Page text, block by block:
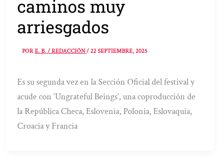
caminos muy
arriesgados
PORE. B. / REDACCIÓN/22 SEPTIEMBRE, 2025
Es su segunda vez en la Sección Oficial del festival y
acude con ‘Ungrateful Beings’, una coproducción de
la República Checa, Eslovenia, Polonia, Eslovaquia,
Croacia y Francia